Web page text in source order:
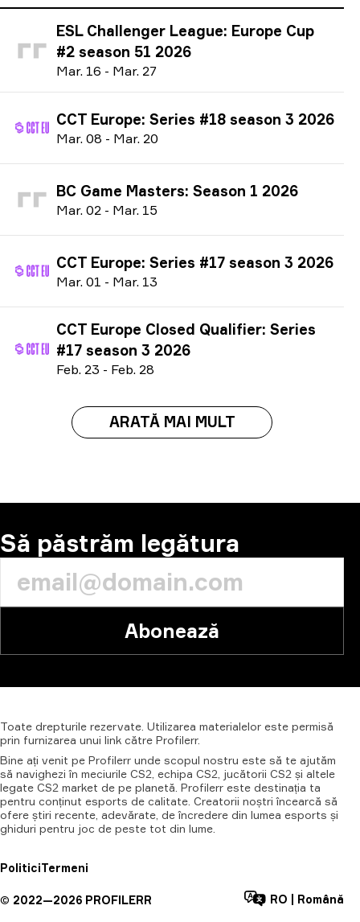
ESL Challenger League: Europe Cup
#2 season 51 2026
Mar. 16 - Mar. 27
CCT Europe: Series #18 season 3 2026
Mar. 08 - Mar. 20
BC Game Masters: Season 1 2026
Mar. 02 - Mar. 15
CCT Europe: Series #17 season 3 2026
Mar. 01 - Mar. 13
CCT Europe Closed Qualifier: Series
#17 season 3 2026
Feb. 23 - Feb. 28
ARATĂ MAI MULT
Să păstrăm legătura
Abonează
Toate drepturile rezervate. Utilizarea materialelor este permisă
prin furnizarea unui link către Profilerr.
Bine ați venit pe Profilerr unde scopul nostru este să te ajutăm
să navighezi în meciurile CS2, echipa CS2, jucătorii CS2 și altele
legate CS2 market de pe planetă. Profilerr este destinația ta
pentru conținut esports de calitate. Creatorii noștri încearcă să
ofere știri recente, adevărate, de încredere din lumea esports și
ghiduri pentru joc de peste tot din lume.
PoliticiTermeni
© 2022—2026 PROFILERR RO Română